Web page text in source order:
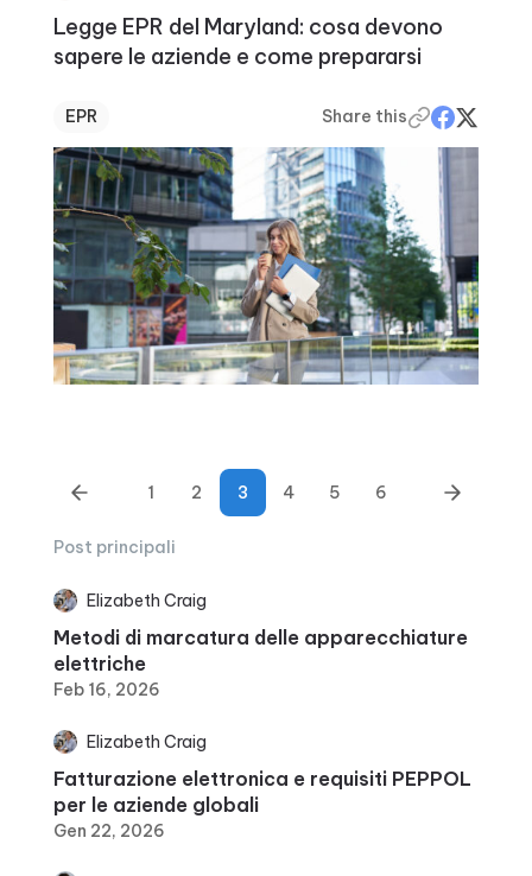
Legge EPR del Maryland: cosa devono
sapere le aziende e come prepararsi
EPR Share this
1 2 3 4 5 6
Post principali
Elizabeth Craig
Metodi di marcatura delle apparecchiature
elettriche
Feb 16, 2026
Elizabeth Craig
Fatturazione elettronica e requisiti PEPPOL
per le aziende globali
Gen 22, 2026